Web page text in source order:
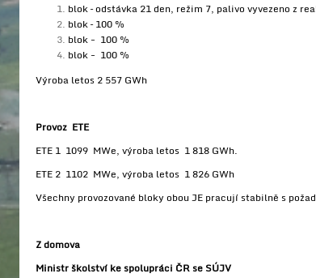
blok – odstávka 21 den, režim 7, palivo vyvezeno z
blok – 100 %
blok - 100 %
blok - 100 %
Výroba letos 2 557 GWh
Provoz ETE
ETE 1 1099 MWe, výroba letos 1 818 GWh.
ETE 2 1102 MWe, výroba letos 1 826 GWh
Všechny provozované bloky obou JE pracují stabilně s
Z domova
Ministr školství ke spolupráci ČR se SÚJV